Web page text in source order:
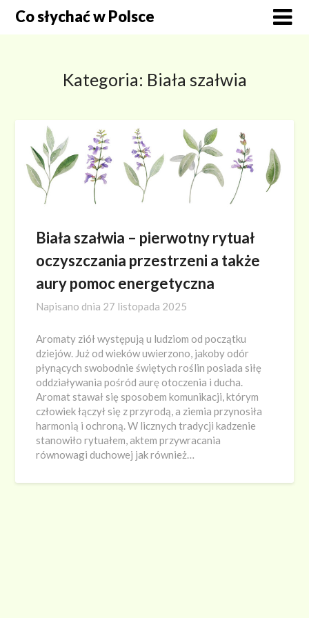
SkipCo słychać w Polsce
Kategoria: Biała szałwia
Biała szałwia – pierwotny rytuał
oczyszczania przestrzeni a także
aury pomoc energetyczna
Napisano dnia 27 listopada 2025
Aromaty ziół występują u ludziom od początku
dziejów. Już od wieków uwierzono, jakoby odór
płynących swobodnie świętych roślin posiada siłę
oddziaływania pośród aurę otoczenia i ducha.
Aromat stawał się sposobem komunikacji, którym
człowiek łączył się z przyrodą, a ziemia przynosiła
harmonią i ochroną. W licznych tradycji kadzenie
stanowiło rytuałem, aktem przywracania
równowagi duchowej jak również…